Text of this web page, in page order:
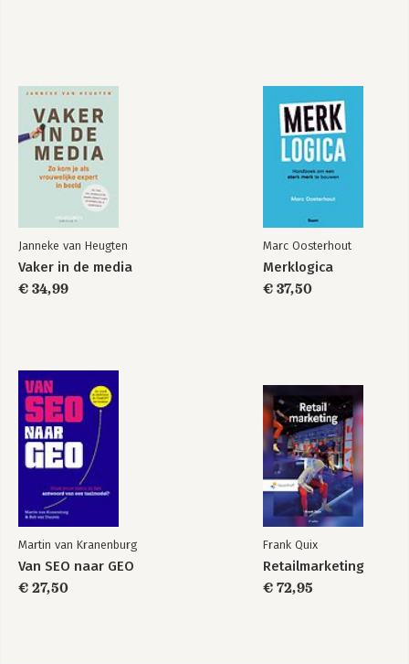
Janneke van Heugten
Vaker in de media
€ 34,99
Marc Oosterhout
Merklogica
€ 37,50
Martin van Kranenburg
Van SEO naar GEO
€ 27,50
Frank Quix
Retailmarketing
€ 72,95